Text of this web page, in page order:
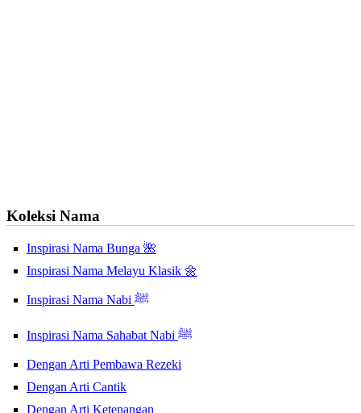
Koleksi Nama
Inspirasi Nama Bunga 🌺
Inspirasi Nama Melayu Klasik 🌼
Inspirasi Nama Nabi ﷺ
Inspirasi Nama Sahabat Nabi ﷺ
Dengan Arti Pembawa Rezeki
Dengan Arti Cantik
Dengan Arti Ketenangan